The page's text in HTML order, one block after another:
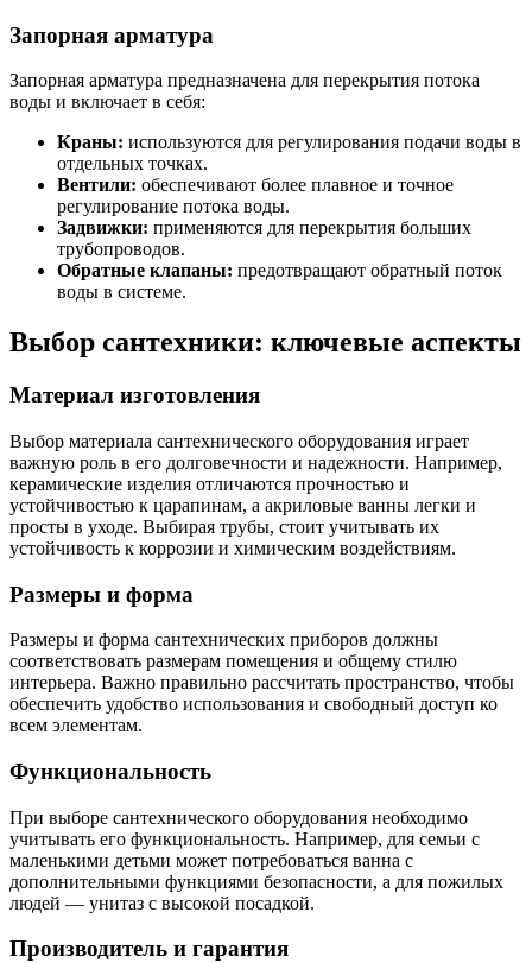
Запорная арматура
Запорная арматура предназначена для перекрытия потока
воды и включает в себя:
Краны: используются для регулирования подачи воды в
отдельных точках.
Вентили: обеспечивают более плавное и точное
регулирование потока воды.
Задвижки: применяются для перекрытия больших
трубопроводов.
Обратные клапаны: предотвращают обратный поток
воды в системе.
Выбор сантехники: ключевые аспекты
Материал изготовления
Выбор материала сантехнического оборудования играет
важную роль в его долговечности и надежности. Например,
керамические изделия отличаются прочностью и
устойчивостью к царапинам, а акриловые ванны легки и
просты в уходе. Выбирая трубы, стоит учитывать их
устойчивость к коррозии и химическим воздействиям.
Размеры и форма
Размеры и форма сантехнических приборов должны
соответствовать размерам помещения и общему стилю
интерьера. Важно правильно рассчитать пространство, чтобы
обеспечить удобство использования и свободный доступ ко
всем элементам.
Функциональность
При выборе сантехнического оборудования необходимо
учитывать его функциональность. Например, для семьи с
маленькими детьми может потребоваться ванна с
дополнительными функциями безопасности, а для пожилых
людей — унитаз с высокой посадкой.
Производитель и гарантия